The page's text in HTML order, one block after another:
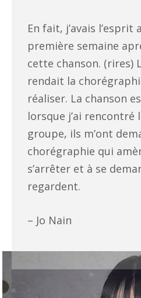
En fait, j’avais
première semaine
cette chanson. (rires)
rendait la
réaliser. La chanson
lorsque j’ai rencontré
groupe, ils m’ont
chorégraphie qui
s’arrêter et à se
regardent.
– Jo Nain